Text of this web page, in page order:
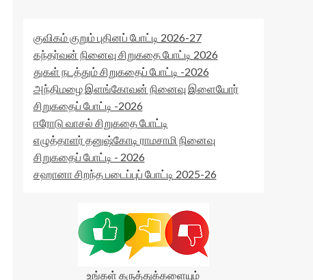
குவிகம் குறும் புதினப் போட்டி 2026-27
கந்தர்வன் நினைவு சிறுகதை போட்டி 2026
துகள் நடத்தும் சிறுகதைப் போட்டி -2026
அந்திமழை இளங்கோவன் நினைவு இளையோர்
சிறுகதைப் போட்டி -2026
ஈரோடு வாசல் சிறுகதை போட்டி
எழுத்தாளர் தனுஷ்கோடி ராமசாமி நினைவு
சிறுகதைப் போட்டி - 2026
சஹானா சிறந்த படைப்புப் போட்டி 2025-26
உங்கள் கருத்துக்களையும்